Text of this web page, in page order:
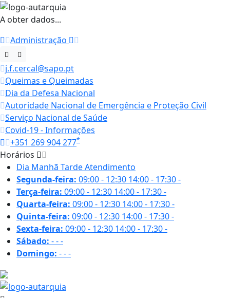
A obter dados...
Administração
j.f.cercal@sapo.pt
Queimas e Queimadas
Dia da Defesa Nacional
Autoridade Nacional de Emergência e Proteção Civil
Serviço Nacional de Saúde
Covid-19 - Informações
+351 269 904 277*
Horários
Dia Manhã TardeAtendimento
Segunda-feira: 09:00 - 12:30 14:00 - 17:30-
Terça-feira: 09:00 - 12:30 14:00 - 17:30-
Quarta-feira: 09:00 - 12:30 14:00 - 17:30-
Quinta-feira: 09:00 - 12:30 14:00 - 17:30-
Sexta-feira: 09:00 - 12:30 14:00 - 17:30-
Sábado: ---
Domingo: ---